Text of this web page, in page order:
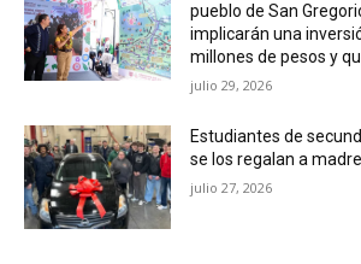
pueblo de San
implicarán una
millones de pesos y
julio 29, 2026
Estudiantes de
se los regalan a
julio 27, 2026